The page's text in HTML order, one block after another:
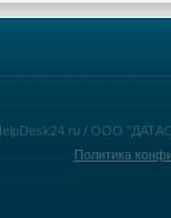
/ ООО
Политика